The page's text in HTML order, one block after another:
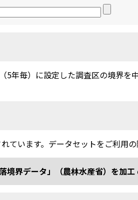
5年毎）に設定した調査区の境界
ています。データセットをご利用
境界データ」（農林水産省）を加